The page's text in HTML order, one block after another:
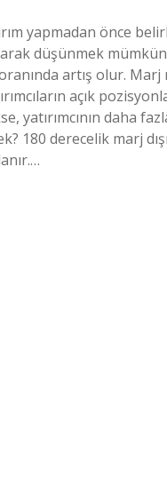
yapmadan önce
düşünmek
artış olur.
açık
yatırımcının daha
180 derecelik marj